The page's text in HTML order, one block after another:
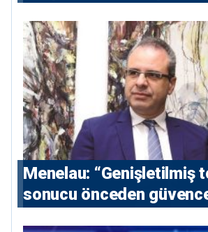
Menelau: “Genişletilmiş
sonucu önceden